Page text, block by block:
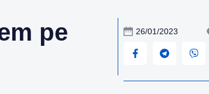
pe
26/01/2023